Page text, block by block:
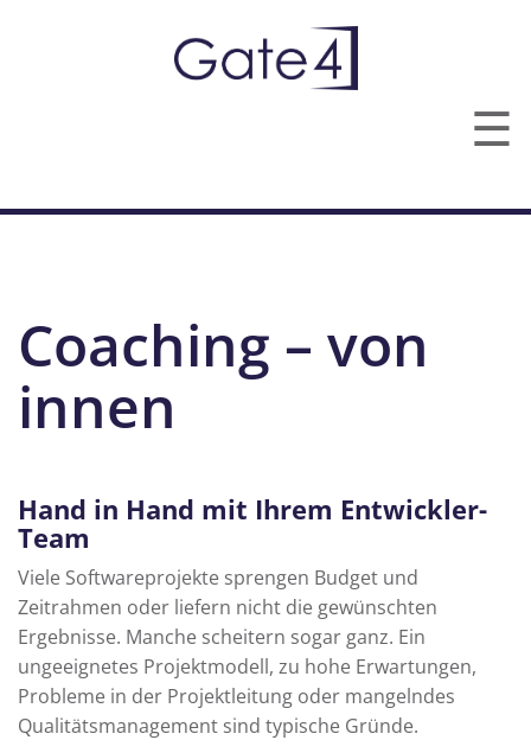
☰
TECHNOLOGIEN
ÜBER UNS
KONTAKT
Coaching – von
innen
Hand in Hand mit Ihrem Entwickler-
Team
Viele Softwareprojekte sprengen Budget und
Zeitrahmen oder liefern nicht die gewünschten
Ergebnisse. Manche scheitern sogar ganz. Ein
ungeeignetes Projektmodell, zu hohe Erwartungen,
Probleme in der Projektleitung oder mangelndes
Qualitätsmanagement sind typische Gründe.